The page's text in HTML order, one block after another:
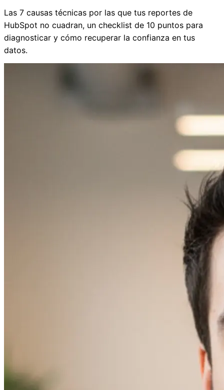
Las 7 causas técnicas por las que tus reportes de
HubSpot no cuadran, un checklist de 10 puntos para
diagnosticar y cómo recuperar la confianza en tus
datos.